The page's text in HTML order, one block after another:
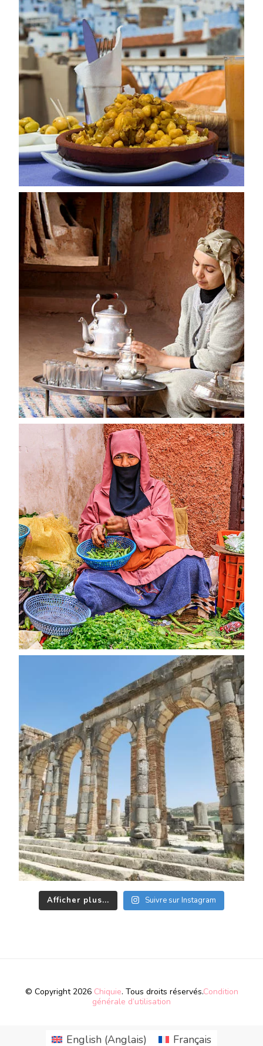
Afficher plus... Suivre sur Instagram
© Copyright 2026 Chiquie. Tous droits réservés.Condition
générale d’utilisation
English (Anglais) Français